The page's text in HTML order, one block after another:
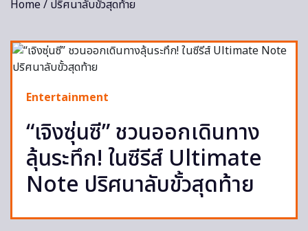
Home/ ปริศนาลับขั้วสุดท้าย
Entertainment
“เจิงซุ่นซี” ชวนออกเดินทาง
ลุ้นระทึก! ในซีรีส์ Ultimate
Note ปริศนาลับขั้วสุดท้าย